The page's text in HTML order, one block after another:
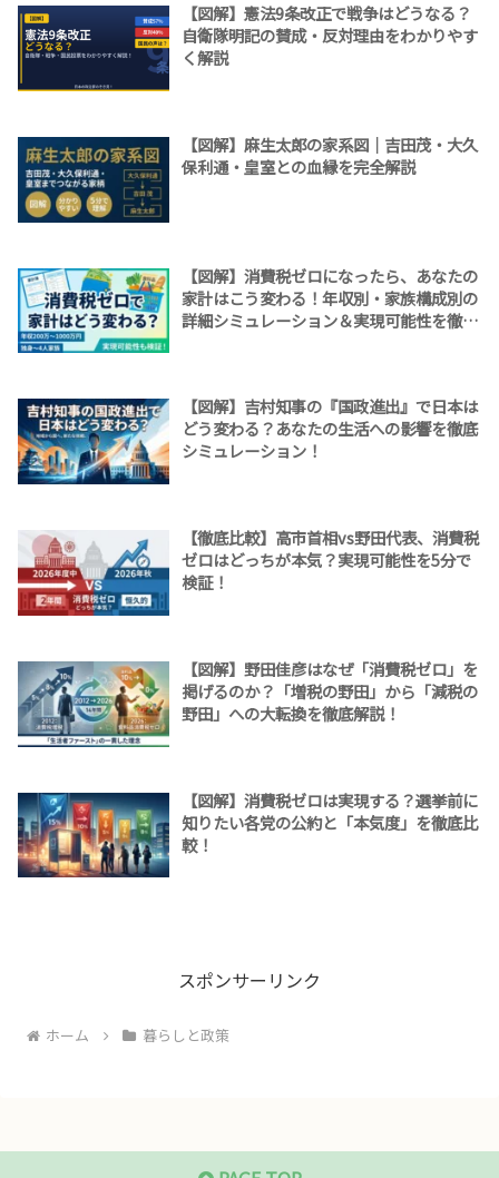
【図解】憲法9条改正で戦争はどうなる？
自衛隊明記の賛成・反対理由をわかりやす
く解説
【図解】麻生太郎の家系図｜吉田茂・大久
保利通・皇室との血縁を完全解説
【図解】消費税ゼロになったら、あなたの
家計はこう変わる！年収別・家族構成別の
詳細シミュレーション＆実現可能性を徹底
【図解】吉村知事の『国政進出』で日本は
どう変わる？あなたの生活への影響を徹底
シミュレーション！
【徹底比較】高市首相vs野田代表、消費税
ゼロはどっちが本気？実現可能性を5分で
検証！
【図解】野田佳彦はなぜ「消費税ゼロ」を
掲げるのか？「増税の野田」から「減税の
野田」への大転換を徹底解説！
【図解】消費税ゼロは実現する？選挙前に
知りたい各党の公約と「本気度」を徹底比
較！
スポンサーリンク
ホーム 暮らしと政策